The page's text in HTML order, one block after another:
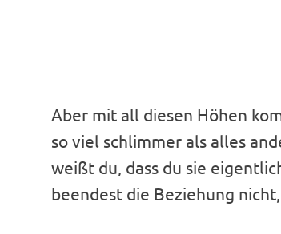
Aber mit all diesen Höhen
so viel schlimmer als alles
weißt du, dass du sie
beendest die Beziehung nicht,